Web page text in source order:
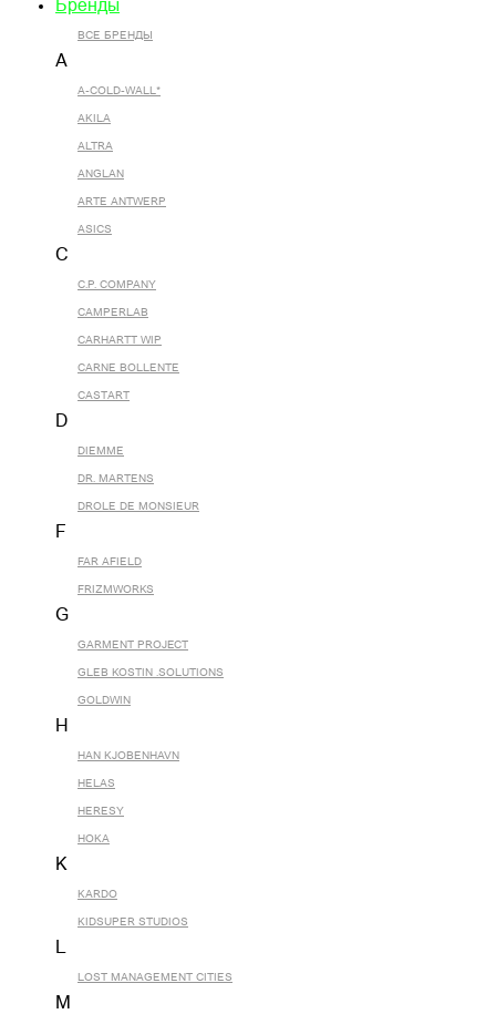
Бренды
ВСЕ БРЕНДЫ
A
A-COLD-WALL*
AKILA
ALTRA
ANGLAN
ARTE ANTWERP
ASICS
C
C.P. COMPANY
CAMPERLAB
CARHARTT WIP
CARNE BOLLENTE
CASTART
D
DIEMME
DR. MARTENS
DROLE DE MONSIEUR
F
FAR AFIELD
FRIZMWORKS
G
GARMENT PROJECT
GLEB KOSTIN .SOLUTIONS
GOLDWIN
H
HAN KJOBENHAVN
HELAS
HERESY
HOKA
K
KARDO
KIDSUPER STUDIOS
L
LOST MANAGEMENT CITIES
M